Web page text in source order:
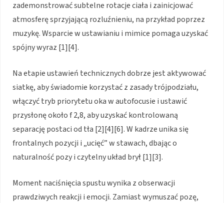
zademonstrować subtelne rotacje ciała i zainicjować
atmosferę sprzyjającą rozluźnieniu, na przykład poprzez
muzykę. Wsparcie w ustawianiu i mimice pomaga uzyskać
spójny wyraz [1][4].
Na etapie ustawień technicznych dobrze jest aktywować
siatkę, aby świadomie korzystać z zasady trójpodziału,
włączyć tryb priorytetu oka w autofocusie i ustawić
przysłonę około f 2,8, aby uzyskać kontrolowaną
separację postaci od tła [2][4][6]. W kadrze unika się
frontalnych pozycji i „ucięć” w stawach, dbając o
naturalność pozy i czytelny układ brył [1][3].
Moment naciśnięcia spustu wynika z obserwacji
prawdziwych reakcji i emocji. Zamiast wymuszać pozę,